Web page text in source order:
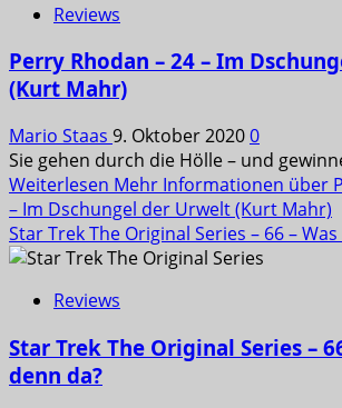
Reviews
Perry Rhodan – 24 – Im
(Kurt Mahr)
Mario Staas 9. Oktober 20200
Sie gehen durch die Hölle – und
Weiterlesen Mehr Informationen über
– Im Dschungel der Urwelt (Kurt Mahr)
Star Trek The Original Series – 66 –
Reviews
Star Trek The Original Series –
denn da?